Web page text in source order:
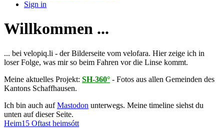
Sign in
Willkommen ...
... bei velopiq.li - der Bilderseite vom velofara. Hier zeige ich in
loser Folge, was mir so beim Fahren vor die Linse kommt.
Meine aktuelles Projekt: SH-360° - Fotos aus allen Gemeinden des
Kantons Schaffhausen.
Ich bin auch aufMastodon unterwegs. Meine timeline siehst du
unten auf dieser Seite.
Heim15 Oftast heimsótt